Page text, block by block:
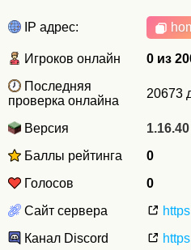
IP адрес:
Игроков онлайн
0 из
Последняя
проверка онлайна
20673
Версия
1.16.40
Баллы рейтинга
0
Голосов
0
Сайт сервера
Канал Discord